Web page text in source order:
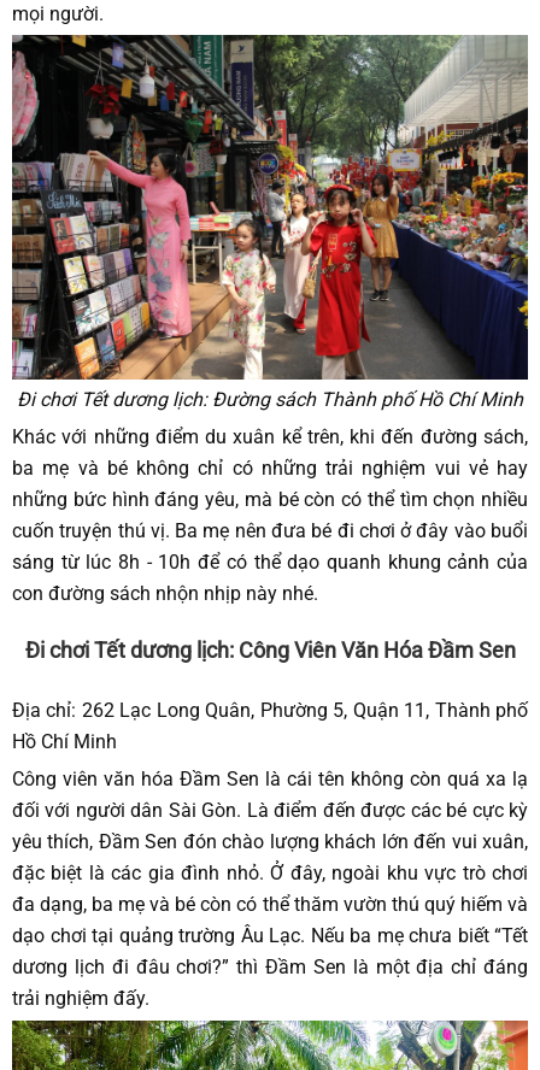
mọi người.
Đi chơi Tết dương lịch: Đường sách Thành phố Hồ Chí Minh
Khác với những điểm du xuân kể trên, khi đến đường sách,
ba mẹ và bé không chỉ có những trải nghiệm vui vẻ hay
những bức hình đáng yêu, mà bé còn có thể tìm chọn nhiều
cuốn truyện thú vị. Ba mẹ nên đưa bé đi chơi ở đây vào buổi
sáng từ lúc 8h - 10h để có thể dạo quanh khung cảnh của
con đường sách nhộn nhịp này nhé.
Đi chơi Tết dương lịch: Công Viên Văn Hóa Đầm Sen
Địa chỉ: 262 Lạc Long Quân, Phường 5, Quận 11, Thành phố
Hồ Chí Minh
Công viên văn hóa Đầm Sen là cái tên không còn quá xa lạ
đối với người dân Sài Gòn. Là điểm đến được các bé cực kỳ
yêu thích, Đầm Sen đón chào lượng khách lớn đến vui xuân,
đặc biệt là các gia đình nhỏ. Ở đây, ngoài khu vực trò chơi
đa dạng, ba mẹ và bé còn có thể thăm vườn thú quý hiếm và
dạo chơi tại quảng trường Âu Lạc. Nếu ba mẹ chưa biết “Tết
dương lịch đi đâu chơi?” thì Đầm Sen là một địa chỉ đáng
trải nghiệm đấy.